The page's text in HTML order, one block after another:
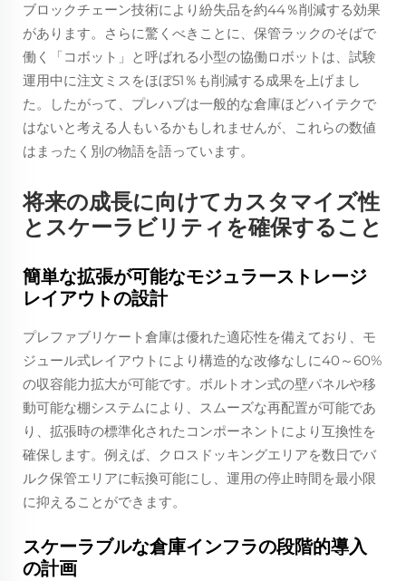
ブロックチェーン技術により紛失品を約44％削減する効果
があります。さらに驚くべきことに、保管ラックのそばで
働く「コボット」と呼ばれる小型の協働ロボットは、試験
運用中に注文ミスをほぼ51％も削減する成果を上げまし
た。したがって、プレハブは一般的な倉庫ほどハイテクで
はないと考える人もいるかもしれませんが、これらの数値
はまったく別の物語を語っています。
将来の成長に向けてカスタマイズ性
とスケーラビリティを確保すること
簡単な拡張が可能なモジュラーストレージ
レイアウトの設計
プレファブリケート倉庫は優れた適応性を備えており、モ
ジュール式レイアウトにより構造的な改修なしに40～60%
の収容能力拡大が可能です。ボルトオン式の壁パネルや移
動可能な棚システムにより、スムーズな再配置が可能であ
り、拡張時の標準化されたコンポーネントにより互換性を
確保します。例えば、クロスドッキングエリアを数日でバ
ルク保管エリアに転換可能にし、運用の停止時間を最小限
に抑えることができます。
スケーラブルな倉庫インフラの段階的導入
の計画